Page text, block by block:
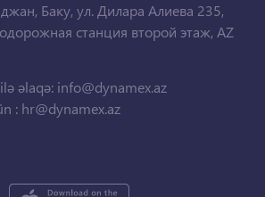
Баку, ул. Дилара Алиева 235,
станция второй этаж, AZ
əlaqə: info@dynamex.az
: hr@dynamex.az